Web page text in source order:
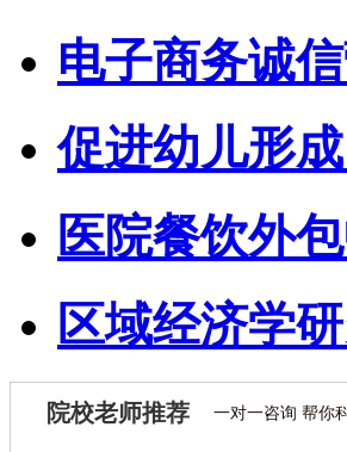
电子商务诚
促进幼儿形
医院餐饮外
区域经济学
院校老师推荐 一对一咨询 帮你